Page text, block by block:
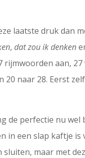
laatste druk dan
,dat zou ik denken
rijmwoorden aan,
naar 28. Eerst
de perfectie nu
in een slap kaftje
maar met